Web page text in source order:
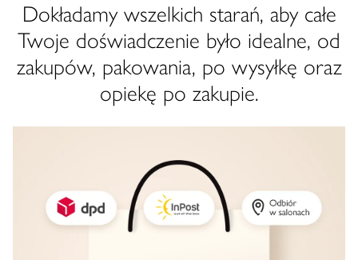
Dokładamy wszelkich starań, aby całe
Twoje doświadczenie było idealne, od
zakupów, pakowania, po wysyłkę oraz
opiekę po zakupie.